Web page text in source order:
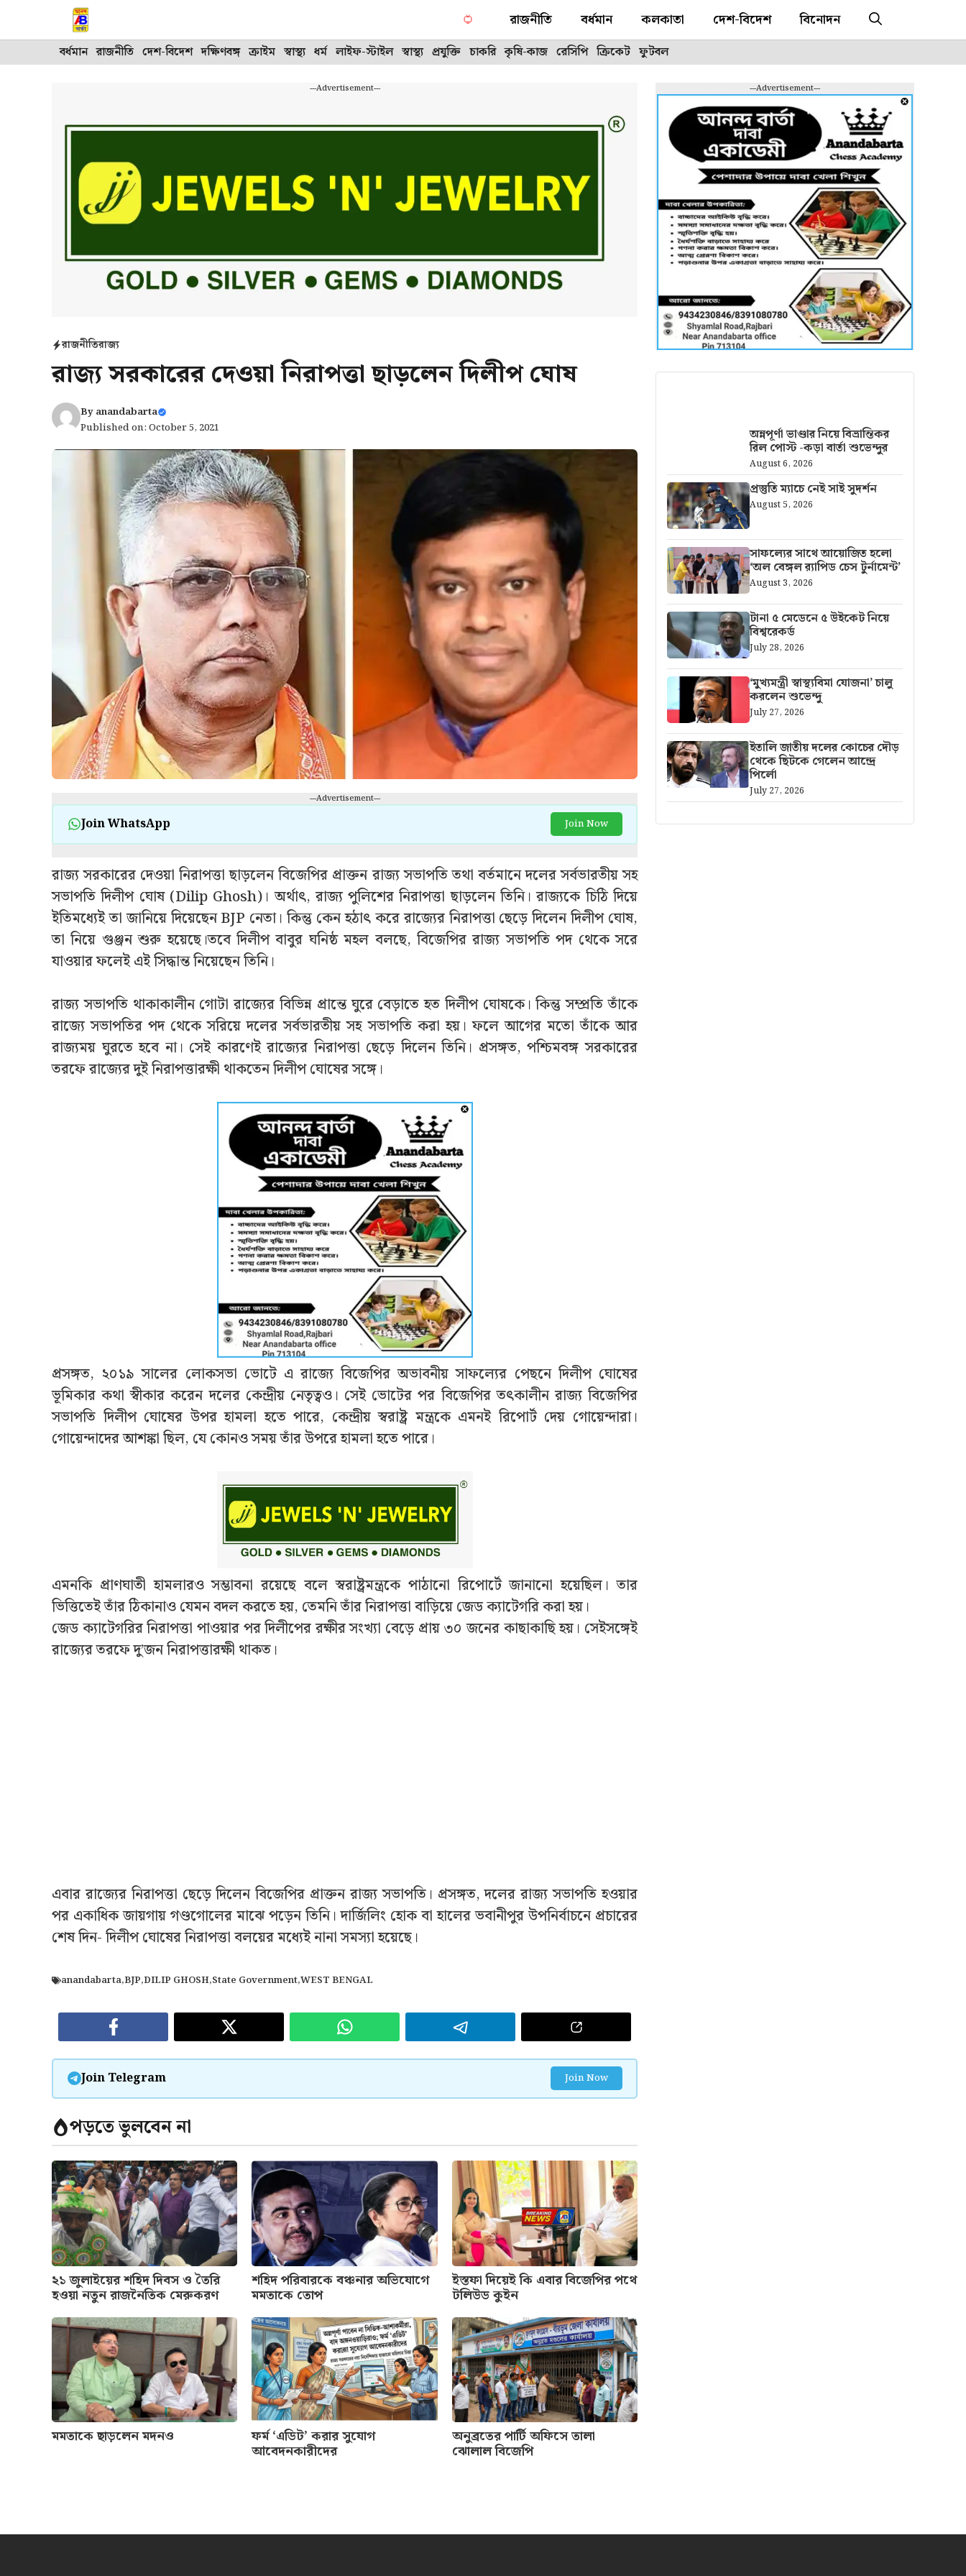
রাজনীতি বর্ধমান কলকাতা দেশ-বিদেশ বিনোদন
বর্ধমান রাজনীতি দেশ-বিদেশ দক্ষিণবঙ্গ ক্রাইম স্বাস্থ্য ধর্ম লাইফ-স্টাইল স্বাস্থ্য প্রযুক্তি চাকরি কৃষি-কাজ রেসিপি ক্রিকেট ফুটবল
---Advertisement---
রাজনীতিরাজ্য
রাজ্য সরকারের দেওয়া নিরাপত্তা ছাড়লেন দিলীপ ঘোষ
Byanandabarta
Published on: October 5, 2021
---Advertisement---
Join WhatsApp Join Now
রাজ্য সরকারের দেওয়া নিরাপত্তা ছাড়লেন বিজেপির প্রাক্তন রাজ্য সভাপতি তথা বর্তমানে দলের সর্বভারতীয় সহ
সভাপতি দিলীপ ঘোষ (Dilip Ghosh)। অর্থাত্‍, রাজ্য পুলিশের নিরাপত্তা ছাড়লেন তিনি। রাজ্যকে চিঠি দিয়ে
ইতিমধ্যেই তা জানিয়ে দিয়েছেন BJP নেতা। কিন্তু কেন হঠাত্‍ করে রাজ্যের নিরাপত্তা ছেড়ে দিলেন দিলীপ ঘোষ,
তা নিয়ে গুঞ্জন শুরু হয়েছে।তবে দিলীপ বাবুর ঘনিষ্ঠ মহল বলছে, বিজেপির রাজ্য সভাপতি পদ থেকে সরে
যাওয়ার ফলেই এই সিদ্ধান্ত নিয়েছেন তিনি।
রাজ্য সভাপতি থাকাকালীন গোটা রাজ্যের বিভিন্ন প্রান্তে ঘুরে বেড়াতে হত দিলীপ ঘোষকে। কিন্তু সম্প্রতি তাঁকে
রাজ্যে সভাপতির পদ থেকে সরিয়ে দলের সর্বভারতীয় সহ সভাপতি করা হয়। ফলে আগের মতো তাঁকে আর
রাজ্যময় ঘুরতে হবে না। সেই কারণেই রাজ্যের নিরাপত্তা ছেড়ে দিলেন তিনি। প্রসঙ্গত, পশ্চিমবঙ্গ সরকারের
তরফে রাজ্যের দুই নিরাপত্তারক্ষী থাকতেন দিলীপ ঘোষের সঙ্গে।
প্রসঙ্গত, ২০১৯ সালের লোকসভা ভোটে এ রাজ্যে বিজেপির অভাবনীয় সাফল্যের পেছনে দিলীপ ঘোষের
ভূমিকার কথা স্বীকার করেন দলের কেন্দ্রীয় নেতৃত্বও। সেই ভোটের পর বিজেপির তত্‍কালীন রাজ্য বিজেপির
সভাপতি দিলীপ ঘোষের উপর হামলা হতে পারে, কেন্দ্রীয় স্বরাষ্ট্র মন্ত্রকে এমনই রিপোর্ট দেয় গোয়েন্দারা।
গোয়েন্দাদের আশঙ্কা ছিল, যে কোনও সময় তাঁর উপরে হামলা হতে পারে।
এমনকি প্রাণঘাতী হামলারও সম্ভাবনা রয়েছে বলে স্বরাষ্ট্রমন্ত্রকে পাঠানো রিপোর্টে জানানো হয়েছিল। তার
ভিত্তিতেই তাঁর ঠিকানাও যেমন বদল করতে হয়, তেমনি তাঁর নিরাপত্তা বাড়িয়ে জেড ক্যাটেগরি করা হয়।
জেড ক্যাটেগরির নিরাপত্তা পাওয়ার পর দিলীপের রক্ষীর সংখ্যা বেড়ে প্রায় ৩০ জনের কাছাকাছি হয়। সেইসঙ্গেই
রাজ্যের তরফে দু’জন নিরাপত্তারক্ষী থাকত।
এবার রাজ্যের নিরাপত্তা ছেড়ে দিলেন বিজেপির প্রাক্তন রাজ্য সভাপতি। প্রসঙ্গত, দলের রাজ্য সভাপতি হওয়ার
পর একাধিক জায়গায় গণ্ডগোলের মাঝে পড়েন তিনি। দার্জিলিং হোক বা হালের ভবানীপুর উপনির্বাচনে প্রচারের
শেষ দিন- দিলীপ ঘোষের নিরাপত্তা বলয়ের মধ্যেই নানা সমস্যা হয়েছে।
anandabarta,BJP,DILIP GHOSH,State Government,WEST BENGAL
Join Telegram Join Now
পড়তে ভুলবেন না
২১ জুলাইয়ের শহিদ দিবস ও তৈরি
হওয়া নতুন রাজনৈতিক মেরুকরণ
শহিদ পরিবারকে বঞ্চনার অভিযোগে
মমতাকে তোপ
ইস্তফা দিয়েই কি এবার বিজেপির পথে
টলিউড কুইন
মমতাকে ছাড়লেন মদনও ফর্ম ‘এডিট’ করার সুযোগ
আবেদনকারীদের
অনুব্রতের পার্টি অফিসে তালা
ঝোলাল বিজেপি
---Advertisement---
অন্নপূর্ণা ভাণ্ডার নিয়ে বিভ্রান্তিকর
রিল পোস্ট -কড়া বার্তা শুভেন্দুর
August 6, 2026
প্রস্তুতি ম্যাচে নেই সাই সুদর্শন
August 5, 2026
সাফল্যের সাথে আয়োজিত হলো
‘অল বেঙ্গল র‍্যাপিড চেস টুর্নামেন্ট’
August 3, 2026
টানা ৫ মেডেনে ৫ উইকেট নিয়ে
বিশ্বরেকর্ড
July 28, 2026
‘মুখ্যমন্ত্রী স্বাস্থ্যবিমা যোজনা’ চালু
করলেন শুভেন্দু
July 27, 2026
ইতালি জাতীয় দলের কোচের দৌড়
থেকে ছিটকে গেলেন আন্দ্রে
পির্লো
July 27, 2026